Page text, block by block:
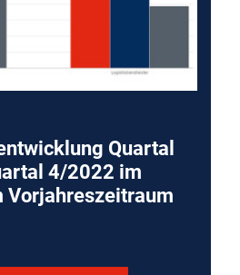
Quartal
4/2022 im
Vorjahreszeitraum